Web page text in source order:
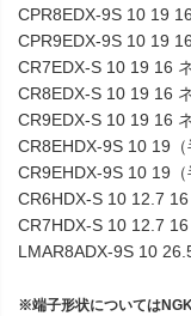
CPR8EDX-9S 10 19
CPR9EDX-9S 10 19
CR7EDX-S 10 19 16
CR8EDX-S 10 19 16
CR9EDX-S 10 19 16
CR8EHDX-9S 10 19
CR9EHDX-9S 10 19
CR6HDX-S 10 12.7
CR7HDX-S 10 12.7
LMAR8ADX-9S 10
※端子形状については